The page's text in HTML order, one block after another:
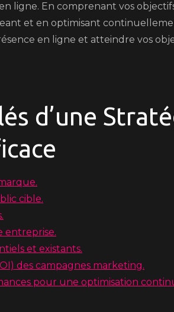
ligne. En comprenant vos
et en optimisant
en ligne et atteindre vos
d’une
cible.
entreprise.
et existants.
des campagnes marketing.
pour une optimisation